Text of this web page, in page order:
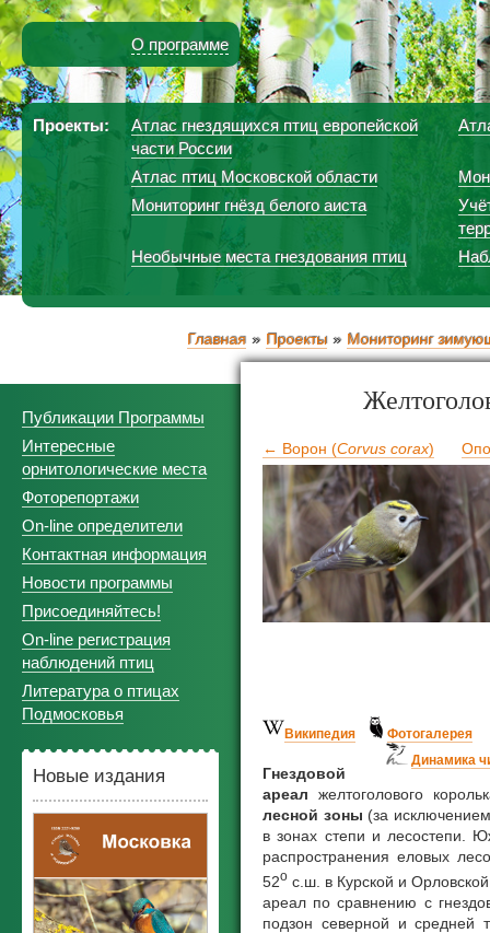
О программе
Проекты:
Атлас гнездящихся птиц европейской
части России
Атлас птиц Московской области
Мониторинг гнёзд белого аиста
Необычные места гнездования птиц
Главная Проекты Мониторинг
Публикации Программы
Интересные
орнитологические места
Фоторепортажи
On-line определители
Контактная информация
Новости программы
Присоединяйтесь!
On-line регистрация
наблюдений птиц
Литература о птицах
Подмосковья
Новые издания
← Ворон (Corvus corax)
Википедия
Фотогалерея
Динамика
Гнездовой
ареал желтоголового
лесной зоны (за
в зонах степи и лесостепи.
распространения еловых
52о с.ш. в Курской и
ареал по сравнению с
подзон северной и средней